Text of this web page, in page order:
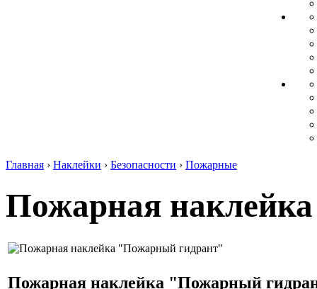
Главная › Наклейки › Безопасности › Пожарные
Пожарная
Пожарная наклейка "Пожарный